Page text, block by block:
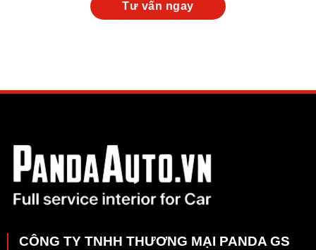
CÔNG TY TNHH THƯƠNG MẠI PANDA GS